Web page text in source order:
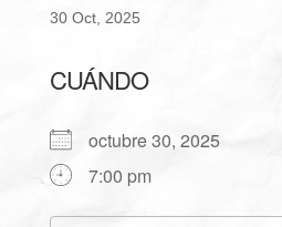
30 Oct, 2025
CUÁNDO
octubre 30, 2025
7:00 pm